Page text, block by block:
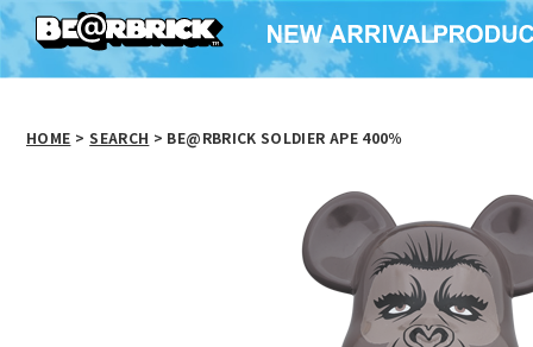
HOME > SEARCH > BE@RBRICK SOLDIER APE 400％